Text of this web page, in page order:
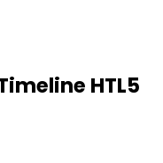
HTL5